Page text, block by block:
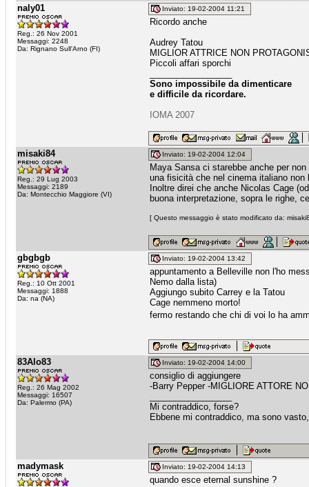
naly01
Reg.: 26 Nov 2001
Messaggi: 2248
Da: Rignano Sull'Arno (FI)
Inviato: 19-02-2004 11:21
Ricordo anche
Audrey Tatou
MIGLIOR ATTRICE NON
Piccoli affari sporchi
Sono impossibile da dimenticare
e difficile da ricordare.
IOMA 2007
misaki84
Reg.: 29 Lug 2003
Messaggi: 2189
Da: Montecchio Maggiore (VI)
Inviato: 19-02-2004 12:04
Maya Sansa ci starebbe anche per
una fisicità che nel cinema italiano non
Inoltre direi che anche Nicolas Cage
buona interpretazione, sopra le righe,
[ Questo messaggio è stato modificato da:
gbgbgb
Reg.: 10 Ott 2001
Messaggi: 1888
Da: na (NA)
Inviato: 19-02-2004 13:42
appuntamento a Belleville non l'ho
Nemo dalla lista)
Aggiungo subito Carrey e la Tatou
Cage nemmeno morto!
fermo restando che chi di voi lo ha
83Alo83
Reg.: 26 Mag 2002
Messaggi: 16507
Da: Palermo (PA)
Inviato: 19-02-2004 14:00
consiglio di aggiungere
-Barry Pepper -MIGLIORE ATTORE
Mi contraddico, forse?
Ebbene mi contraddico, ma sono
madymask Inviato: 19-02-2004 14:13
quando esce eternal sunshine ?